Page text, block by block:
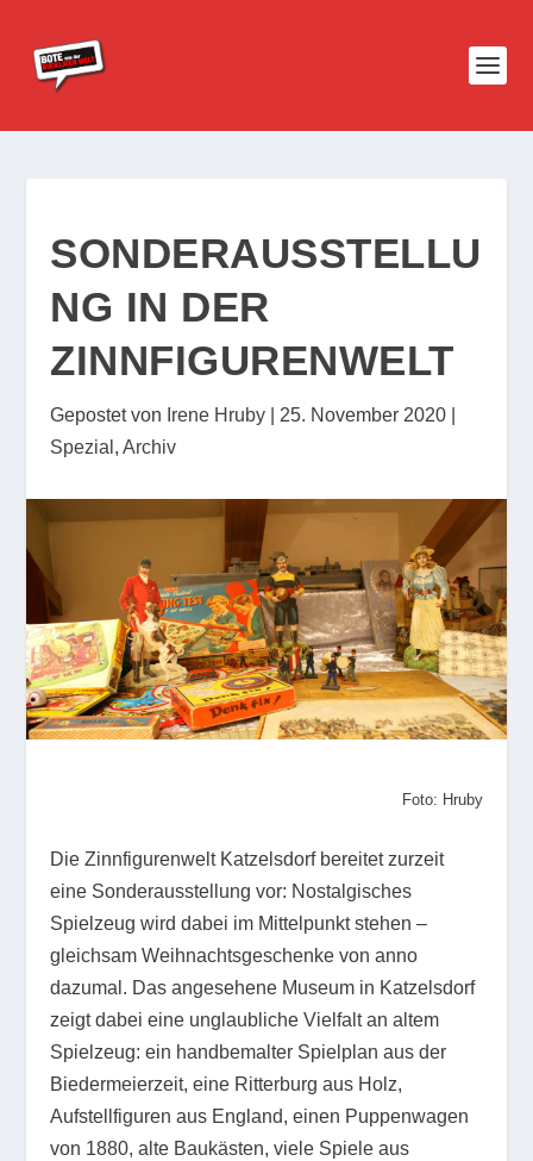
SONDERAUSSTELLU
NG IN DER
ZINNFIGURENWELT
Gepostet von Irene Hruby 25. November 2020
Spezial ,Archiv
Foto: Hruby
Die Zinnfigurenwelt Katzelsdorf bereitet zurzeit
eine Sonderausstellung vor: Nostalgisches
Spielzeug wird dabei im Mittelpunkt stehen –
gleichsam Weihnachtsgeschenke von anno
dazumal. Das angesehene Museum in Katzelsdorf
zeigt dabei eine unglaubliche Vielfalt an altem
Spielzeug: ein handbemalter Spielplan aus der
Biedermeierzeit, eine Ritterburg aus Holz,
Aufstellfiguren aus England, einen Puppenwagen
von 1880, alte Baukästen, viele Spiele aus